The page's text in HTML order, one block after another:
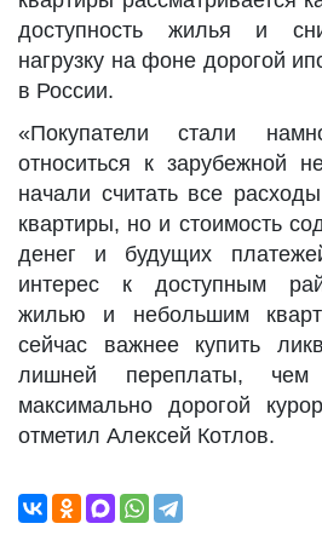
доступность жилья и
нагрузку на фоне дорогой
в России.
«Покупатели стали
относиться к зарубежной
начали считать все
квартиры, но и стоимость
денег и будущих
интерес к доступным
жилью и небольшим
сейчас важнее купить
лишней переплаты, чем
максимально дорогой
отметил Алексей Котлов.